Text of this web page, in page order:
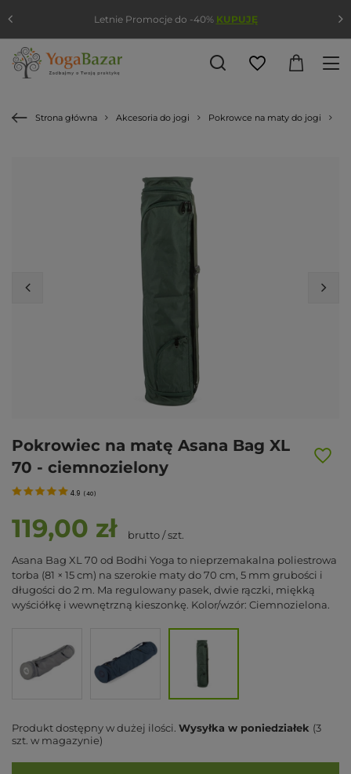
Strona główna Akcesoria do jogi Pokrowce na maty do jogi
Pokrowiec na matę Asana Bag XL
70 - ciemnozielony
4.9 (40)
119,00 zł brutto/szt.
Asana Bag XL 70 od Bodhi Yoga to nieprzemakalna poliestrowa
torba (81 × 15 cm) na szerokie maty do 70 cm, 5 mm grubości i
długości do 2 m. Ma regulowany pasek, dwie rączki, miękką
wyściółkę i wewnętrzną kieszonkę. Kolor/wzór: Ciemnozielona.
Produkt dostępny w dużej ilości Wysyłka w poniedziałek (3
szt. w magazynie)
Letnie Promocje do -40% KUPUJĘ